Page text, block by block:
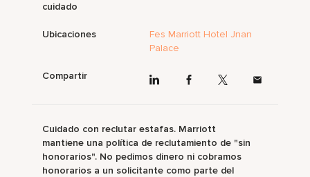
cuidado
Ubicaciones
Fes Marriott Hotel Jnan
Palace
Compartir
Cuidado con reclutar estafas. Marriott
mantiene una política de reclutamiento de "sin
honorarios". No pedimos dinero ni cobramos
honorarios a un solicitante como parte del